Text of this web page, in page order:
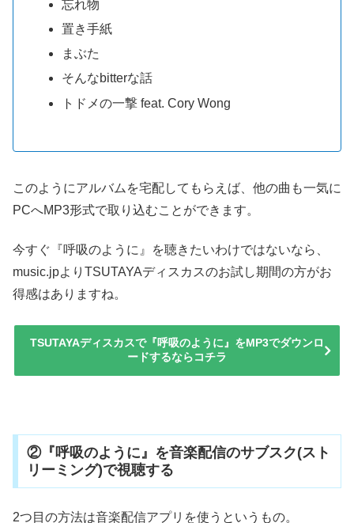
忘れ物
置き手紙
まぶた
そんなbitterな話
トドメの一撃 feat. Cory Wong
このようにアルバムを宅配してもらえば、他の曲も一気に
PCへMP3形式で取り込むことができます。
今すぐ『呼吸のように』を聴きたいわけではないなら、
music.jpよりTSUTAYAディスカスのお試し期間の方がお
得感はありますね。
TSUTAYAディスカスで『呼吸のように』をMP3でダウンロ
ードするならコチラ
②『呼吸のように』を音楽配信のサブスク(スト
リーミング)で視聴する
2つ目の方法は音楽配信アプリを使うというもの。